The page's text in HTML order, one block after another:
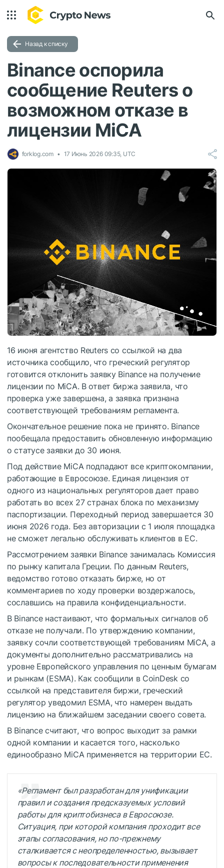
Назад к списку
Binance оспорила
сообщение Reuters о
возможном отказе в
лицензии MiCA
forklog.com 17 Июнь 2026 09:35, UTC
16 июня агентство Reuters со ссылкой на два
источника сообщило, что греческий регулятор
готовится отклонить заявку Binance на получение
лицензии по MiCA. В ответ биржа заявила, что
проверка уже завершена, а заявка признана
соответствующей требованиям регламента.
Окончательное решение пока не принято. Binance
пообещала предоставить обновленную информацию
о статусе заявки до 30 июня.
Под действие MiCA подпадают все криптокомпании,
работающие в Евросоюзе. Единая лицензия от
одного из национальных регуляторов дает право
работать во всех 27 странах блока по механизму
паспортизации. Переходный период завершается 30
июня 2026 года. Без авторизации с 1 июля площадка
не сможет легально обслуживать клиентов в ЕС.
Рассмотрением заявки Binance занималась Комиссия
по рынку капитала Греции. По данным Reuters,
ведомство готово отказать бирже, но от
комментариев по ходу проверки воздержалось,
сославшись на правила конфиденциальности.
В Binance настаивают, что формальных сигналов об
отказе не получали. По утверждению компании,
заявку сочли соответствующей требованиям MiCA, а
документы дополнительно рассматривались на
уровне Европейского управления по ценным бумагам
и рынкам (ESMA). Как сообщили в CoinDesk со
ссылкой на представителя биржи, греческий
регулятор уведомил ESMA, что намерен выдать
лицензию на ближайшем заседании своего совета.
В Binance считают, что вопрос выходит за рамки
одной компании и касается того, насколько
единообразно MiCA применяется на территории ЕС.
«Регламент был разработан для унификации
правил и создания предсказуемых условий
работы для криптобизнеса в Евросоюзе.
Ситуация, при которой компания проходит все
этапы согласования, но по-прежнему
сталкивается с неопределенностью, вызывает
вопросы к последовательности применения